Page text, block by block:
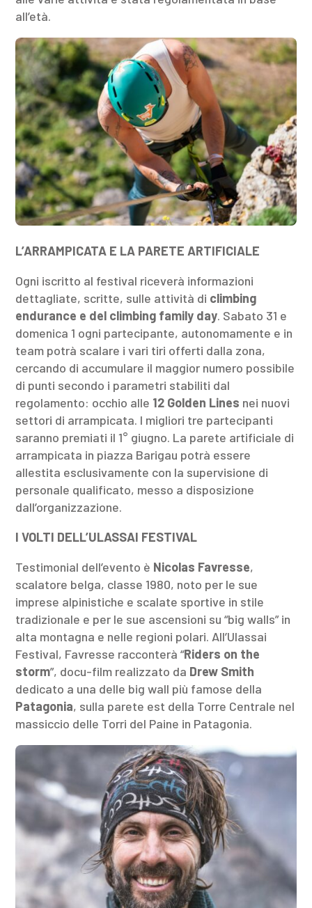
all’età.
L’ARRAMPICATA E LA PARETE ARTIFICIALE
Ogni iscritto al festival riceverà informazioni
dettagliate, scritte, sulle attività di climbing
endurance e del climbing family day. Sabato 31 e
domenica 1 ogni partecipante, autonomamente e in
team potrà scalare i vari tiri offerti dalla zona,
cercando di accumulare il maggior numero possibile
di punti secondo i parametri stabiliti dal
regolamento: occhio alle 12 Golden Lines nei nuovi
settori di arrampicata. I migliori tre partecipanti
saranno premiati il 1° giugno. La parete artificiale di
arrampicata in piazza Barigau potrà essere
allestita esclusivamente con la supervisione di
personale qualificato, messo a disposizione
dall’organizzazione.
I VOLTI DELL’ULASSAI FESTIVAL
Testimonial dell’evento è Nicolas Favresse,
scalatore belga, classe 1980, noto per le sue
imprese alpinistiche e scalate sportive in stile
tradizionale e per le sue ascensioni su “big walls” in
alta montagna e nelle regioni polari. All’Ulassai
Festival, Favresse racconterà “Riders on the
storm”, docu-film realizzato da Drew Smith
dedicato a una delle big wall più famose della
Patagonia, sulla parete est della Torre Centrale nel
massiccio delle Torri del Paine in Patagonia.